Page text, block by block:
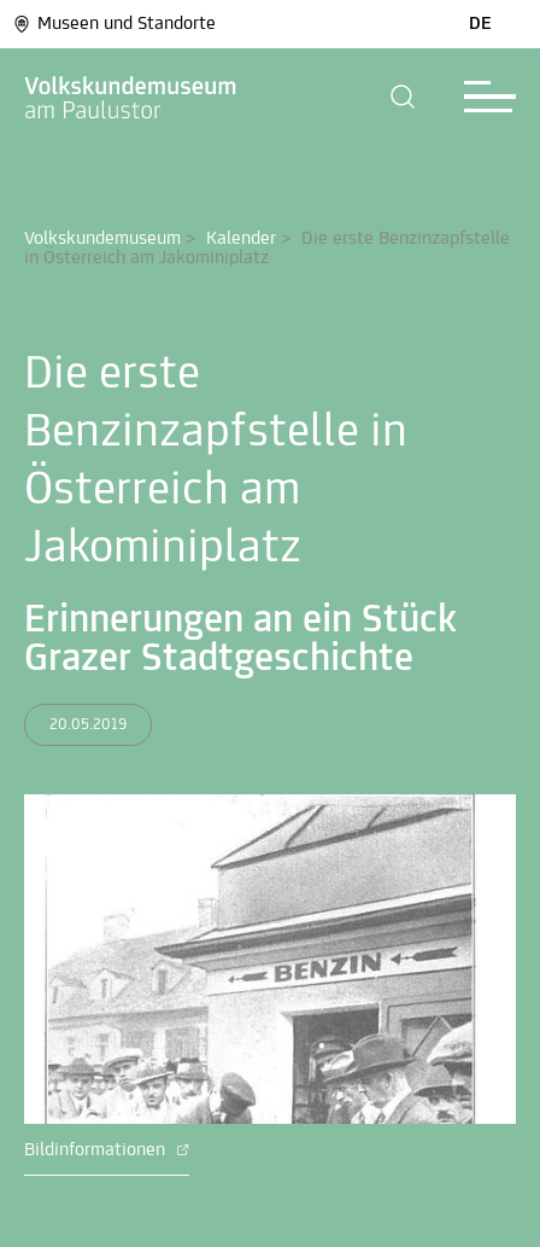
Museen und Standorte DE
Volkskundemuseum > Kalender >
Die erste Benzinzapfstelle
in Österreich am Jakominiplatz
Die erste
Benzinzapfstelle in
Österreich am
Jakominiplatz
Erinnerungen an ein Stück
Grazer Stadtgeschichte
20.05.2019
Bildinformationen